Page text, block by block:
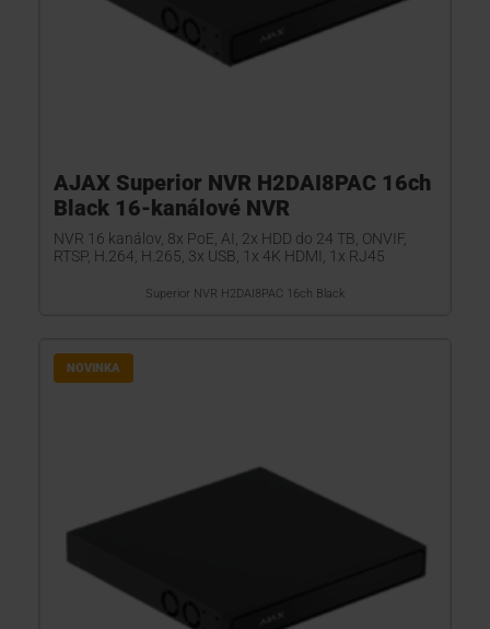
AJAX Superior NVR H2DAI8PAC 16ch
Black 16-kanálové NVR
NVR 16 kanálov, 8x PoE, AI, 2x HDD do 24 TB, ONVIF,
RTSP, H.264, H.265, 3x USB, 1x 4K HDMI, 1x RJ45
Superior NVR H2DAI8PAC 16ch Black
NOVINKA